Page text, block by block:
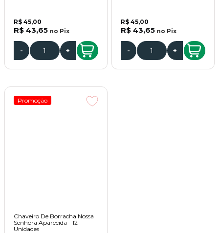
R$ 45,00
R$ 43,65 no Pix
- +
R$ 45,00
R$ 43,65 no Pix
- +
Promoção
Chaveiro De Borracha Nossa
Senhora Aparecida - 12
Unidades